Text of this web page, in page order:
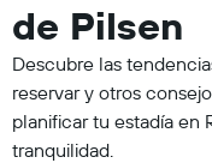
de Pilsen
Descubre las
reservar y otros
planificar tu estadía en
tranquilidad.